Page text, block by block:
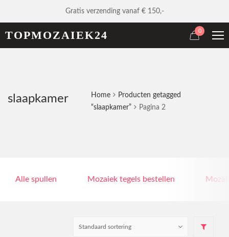
Gratis verzending vanaf € 150,-
TOPMOZAIEK24 0
slaapkamer Home
Producten getagged
“slaapkamer”
Pagina 2
Alle spullen Mozaiek tegels bestellen